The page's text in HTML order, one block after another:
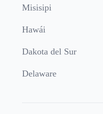
Misisipi
Hawái
Dakota del Sur
Delaware